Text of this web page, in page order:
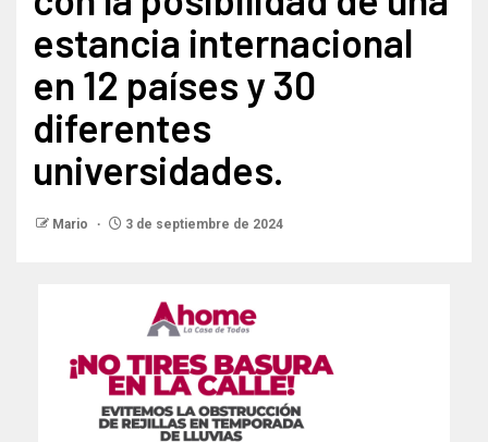
estancia internacional
en 12 países y 30
diferentes
universidades.
Mario 3 de septiembre de 2024